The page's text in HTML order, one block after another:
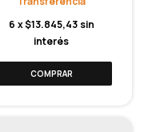
6 x$13.845,43 sin
interés